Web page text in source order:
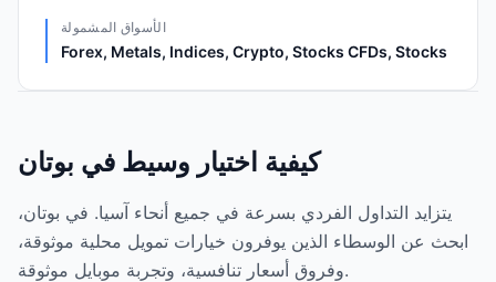
الأسواق المشمولة
Forex, Metals, Indices, Crypto, Stocks CFDs, Stocks
كيفية اختيار وسيط في بوتان
يتزايد التداول الفردي بسرعة في جميع أنحاء آسيا. في بوتان،
ابحث عن الوسطاء الذين يوفرون خيارات تمويل محلية موثوقة،
وفروق أسعار تنافسية، وتجربة موبايل موثوقة.